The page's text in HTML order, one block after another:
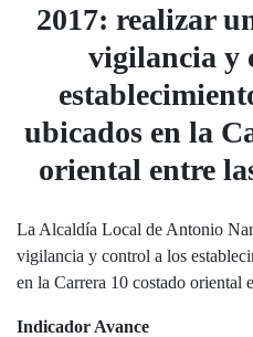
2017: realizar
vigilancia y
ubicados en la
oriental entre
La Alcaldía Local de Antonio
vigilancia y control a los
en la Carrera 10 costado oriental
Indicador Avance